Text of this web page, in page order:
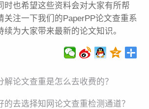
时也希望这些资料会对大家有所帮
关注一下我们的PaperPP论文查重系
为大家带来最新的论文知识。
解论文查重是怎么去收费的？
的去选择知网论文查重检测通道？